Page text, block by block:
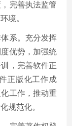
完善执法监管
境。
系。充分发挥
优势，加强统
，完善软件正
正版化工作成
工作，推动重
规范化。